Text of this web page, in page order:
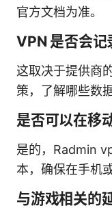
官方文档为准。
VPN 是否会记
这取决于提供商
策，了解哪些数
是否可以在移
是的，Radmin
本，确保在手机
与游戏相关的